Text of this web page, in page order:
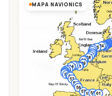
MAPA NAVIONICS